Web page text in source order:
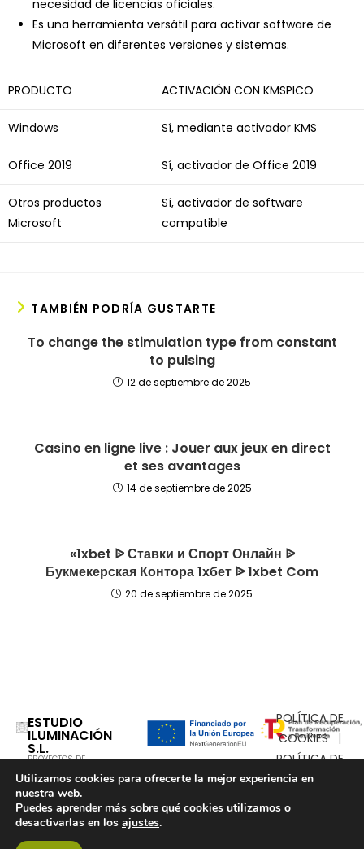
necesidad de licencias oficiales.
Es una herramienta versátil para activar software de
Microsoft en diferentes versiones y sistemas.
PRODUCTO ACTIVACIÓN CON KMSPICO
Windows Sí, mediante activador KMS
Office 2019 Sí, activador de Office 2019
Otros productos
Microsoft
Sí, activador de software
compatible
TAMBIÉN PODRÍA GUSTARTE
To change the stimulation type from constant
to pulsing
12 de septiembre de 2025
Casino en ligne live : Jouer aux jeux en direct
et ses avantages
14 de septiembre de 2025
«1xbet ᐉ Ставки и Спорт Онлайн ᐉ
Букмекерская Контора 1хбет ᐉ 1xbet Com
20 de septiembre de 2025
ESTUDIO
ILUMINACIÓN
S.L.
PROYECTOS DE
COMPLETOS
POLÍTICA DE
COOKIES|
POLÍTICA DE
PRIVACIDAD
Utilizamos cookies para ofrecerte la mejor experiencia en
nuestra web.
Puedes aprender más sobre qué cookies utilizamos o
desactivarlas en los ajustes.